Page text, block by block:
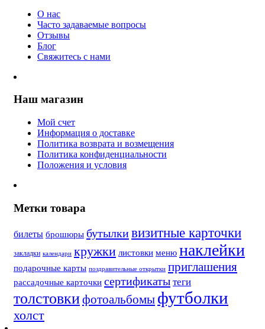
О нас
Часто задаваемые вопросы
Отзывы
Блог
Свяжитесь с нами
Наш магазин
Мой счет
Информация о доставке
Политика возврата и возмещения
Политика конфиденциальности
Положения и условия
Метки товара
билеты брошюры бутылкивизитные карточки
закладки календари кружки листовки меню наклейки
подарочные карты поздравительные открытки приглашения
рассадочные карточки сертификаты теги
толстовкифотоальбомы футболки
холст